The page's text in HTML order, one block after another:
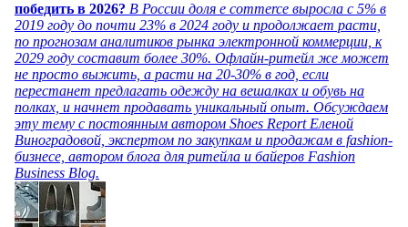
победить в 2026? В России доля e commerce выросла с 5% в
2019 году до почти 23% в 2024 году и продолжает расти,
по прогнозам аналитиков рынка электронной коммерции, к
2029 году составит более 30%. Офлайн-ритейл же может
не просто выжить, а расти на 20-30% в год, если
перестанет предлагать одежду на вешалках и обувь на
полках, и начнет продавать уникальный опыт. Обсуждаем
эту тему с постоянным автором Shoes Report Еленой
Виноградовой, экспертом по закупкам и продажам в fashion-
бизнесе, автором блога для ритейла и байеров Fashion
Business Blog.